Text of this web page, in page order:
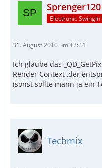
Sprenger120
31. August 2010 um 12:24
Ich glaube das
Render Context ,der
(sonst sollte mann ja ein
Techmix